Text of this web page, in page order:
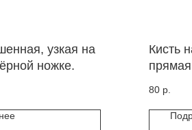
узкая на
ножке.
Кисть
прямая
80 р.